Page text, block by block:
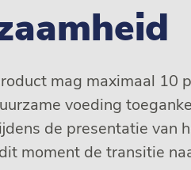
mag maximaal 10
voeding
de presentatie van
moment de transitie